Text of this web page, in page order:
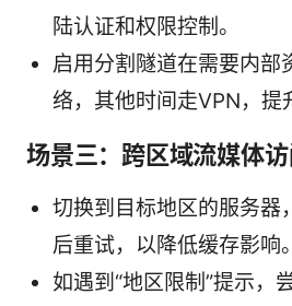
陆认证和权限控制。
启用分割隧道在需要内部
络，其他时间走VPN，提
场景三：跨区域流媒体访
切换到目标地区的服务器
后重试，以降低缓存影响。
如遇到“地区限制”提示，